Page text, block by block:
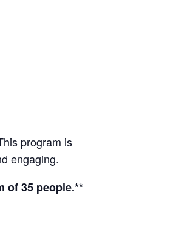
program is
engaging.
of 35 people.**